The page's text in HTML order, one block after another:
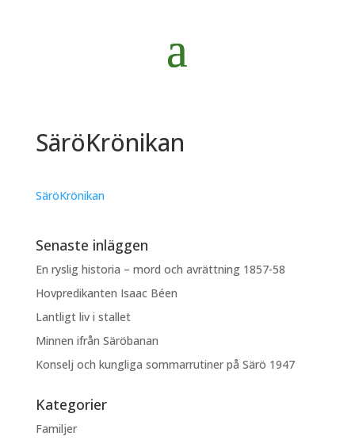
SäröKrönikan
SäröKrönikan
Senaste inläggen
En ryslig historia – mord och avrättning 1857-58
Hovpredikanten Isaac Béen
Lantligt liv i stallet
Minnen ifrån Säröbanan
Konselj och kungliga sommarrutiner på Särö 1947
Kategorier
Familjer